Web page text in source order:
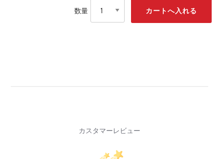
数量
カスタマーレビュー